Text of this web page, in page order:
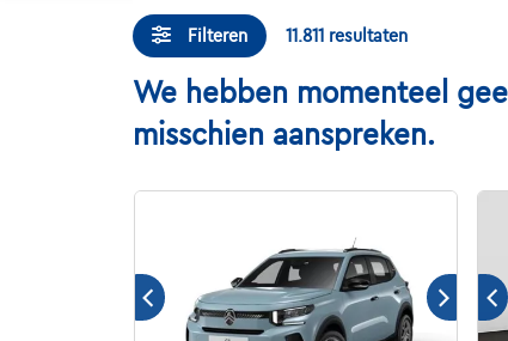
Filteren 11.811 resultaten
We hebben momenteel
misschien aanspreken.